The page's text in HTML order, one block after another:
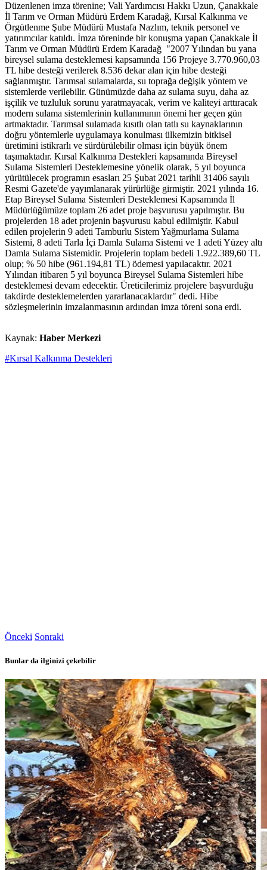
Düzenlenen imza törenine; Vali Yardımcısı Hakkı Uzun, Çanakkale
İl Tarım ve Orman Müdürü Erdem Karadağ, Kırsal Kalkınma ve
Örgütlenme Şube Müdürü Mustafa Nazlım, teknik personel ve
yatırımcılar katıldı. İmza töreninde bir konuşma yapan Çanakkale İl
Tarım ve Orman Müdürü Erdem Karadağ "2007 Yılından bu yana
bireysel sulama desteklemesi kapsamında 156 Projeye 3.770.960,03
TL hibe desteği verilerek 8.536 dekar alan için hibe desteği
sağlanmıştır. Tarımsal sulamalarda, su toprağa değişik yöntem ve
sistemlerde verilebilir. Günümüzde daha az sulama suyu, daha az
işçilik ve tuzluluk sorunu yaratmayacak, verim ve kaliteyi arttıracak
modern sulama sistemlerinin kullanımının önemi her geçen gün
artmaktadır. Tarımsal sulamada kısıtlı olan tatlı su kaynaklarının
doğru yöntemlerle uygulamaya konulması ülkemizin bitkisel
üretimini istikrarlı ve sürdürülebilir olması için büyük önem
taşımaktadır. Kırsal Kalkınma Destekleri kapsamında Bireysel
Sulama Sistemleri Desteklemesine yönelik olarak, 5 yıl boyunca
yürütülecek programın esasları 25 Şubat 2021 tarihli 31406 sayılı
Resmi Gazete'de yayımlanarak yürürlüğe girmiştir. 2021 yılında 16.
Etap Bireysel Sulama Sistemleri Desteklemesi Kapsamında İl
Müdürlüğümüze toplam 26 adet proje başvurusu yapılmıştır. Bu
projelerden 18 adet projenin başvurusu kabul edilmiştir. Kabul
edilen projelerin 9 adeti Tamburlu Sistem Yağmurlama Sulama
Sistemi, 8 adeti Tarla İçi Damla Sulama Sistemi ve 1 adeti Yüzey altı
Damla Sulama Sistemidir. Projelerin toplam bedeli 1.922.389,60 TL
olup; % 50 hibe (961.194,81 TL) ödemesi yapılacaktır. 2021
Yılından itibaren 5 yıl boyunca Bireysel Sulama Sistemleri hibe
desteklemesi devam edecektir. Üreticilerimiz projelere başvurduğu
takdirde desteklemelerden yararlanacaklardır" dedi. Hibe
sözleşmelerinin imzalanmasının ardından imza töreni sona erdi.
Kaynak: Haber Merkezi
#Kırsal Kalkınma Destekleri
Önceki Sonraki
Bunlar da ilginizi çekebilir